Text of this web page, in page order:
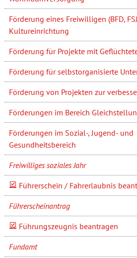
Förderung eines Freiwilligen (BFD,
Kultureinrichtung
Förderung für Projekte mit
Förderung für selbstorganisierte
Förderung von Projekten zur
Förderungen im Bereich
Förderungen im Sozial-, Jugend- und
Gesundheitsbereich
Freiwilliges soziales Jahr
Führerschein / Fahrerlaubnis
Führerscheinantrag
Führungszeugnis beantragen
Fundamt